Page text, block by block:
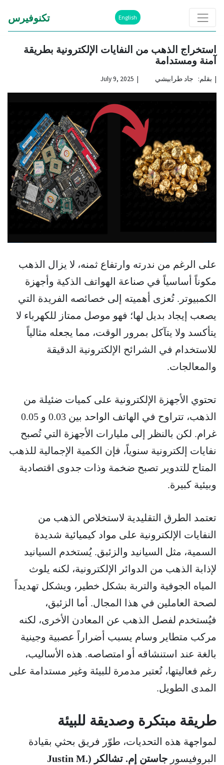
English تكنوفيرس
استخراج الذهب من النفايات الإلكترونية بطريقة
آمنة ومستدامة
| بقلم: جاد طرابيشي | July 9, 2025
على الرغم من ندرته وارتفاع ثمنه، لا يزال الذهب
مكوناً أساسياً في صناعة الهواتف الذكية وأجهزة
الكمبيوتر. تُعزى أهميته إلى خصائصه الفريدة التي
يصعب إيجاد بديل لها؛ فهو موصل ممتاز للكهرباء لا
يتأكسد ولا يتآكل بمرور الوقت، مما يجعله مثالياً
للاستخدام في الشرائح الإلكترونية الدقيقة
والمعالجات.
تحتوي الأجهزة الإلكترونية على كميات ضئيلة من
الذهب، تتراوح في الهاتف الواحد بين 0.03 و 0.05
غرام. لكن بالنظر إلى مليارات الأجهزة التي تُصبح
نفايات إلكترونية سنوياً، فإن الكمية الإجمالية للذهب
المتاح للتدوير تصبح ضخمة وذات جدوى اقتصادية
وبيئية كبيرة.
تعتمد الطرق التقليدية لاستخلاص الذهب من
النفايات الإلكترونية على مواد كيميائية شديدة
السمية، مثل السيانيد والزئبق. يُستخدم السيانيد
لإذابة الذهب من الدوائر الإلكترونية، لكنه يلوث
المياه الجوفية والتربة بشكل خطير، ويشكل تهديداً
لصحة العاملين في هذا المجال. أما الزئبق،
فيُستخدم لفصل الذهب عن المعادن الأخرى، لكنه
مركب متطاير وسام يسبب أضراراً عصبية وجينية
بالغة عند استنشاقه أو امتصاصه. هذه الأساليب،
رغم فعاليتها، تُعتبر مدمرة للبيئة وغير مستدامة على
المدى الطويل.
طريقة مبتكرة وصديقة للبيئة
لمواجهة هذه التحديات، طوّر فريق بحثي بقيادة
البروفيسور
جاستن إم. تشالكر (Justin M.